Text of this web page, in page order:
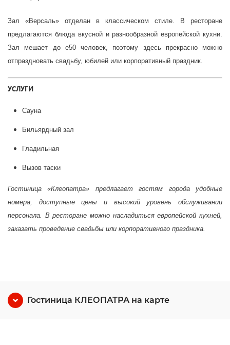
Зал «Версаль» отделан в классическом стиле. В ресторане
предлагаются блюда вкусной и разнообразной европейской кухни.
Зал мешает до е50 человек, поэтому здесь прекрасно можно
отпраздновать свадьбу, юбилей или корпоративный праздник.
УСЛУГИ
Сауна
Бильярдный зал
Гладильная
Вызов таски
Гостиница «Клеопатра» предлагает гостям города удобные
номера, доступные цены и высокий уровень обслуживании
персонала. В ресторане можно насладиться европейской кухней,
заказать проведение свадьбы или корпоративного праздника.
Гостиница КЛЕОПАТРА на карте